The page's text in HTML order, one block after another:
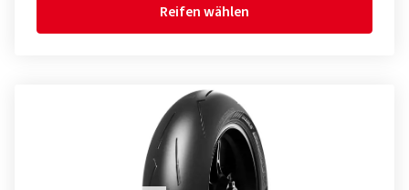
Reifen wählen